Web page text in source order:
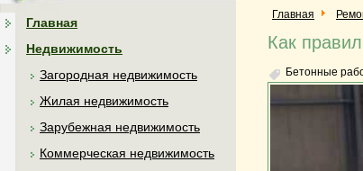
Главная
Недвижимость
Загородная недвижимость
Жилая недвижимость
Зарубежная недвижимость
Коммерческая недвижимость
Главная
Как
Бетонные